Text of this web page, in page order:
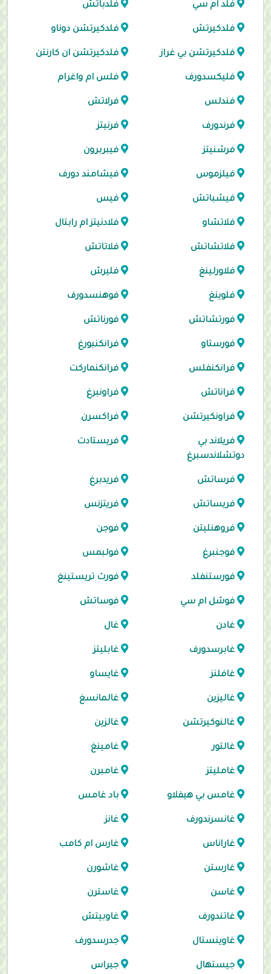
فلد ام سي فلدباتش
فلدكيرتش فلدكيرتشن دوناو
فلدكيرتشن بي غراز فلدكيرتشن ان كارنتن
فليكسدورف فلس ام واغرام
فندلس فرلاتش
فرندورف فرنيتز
فرشنيتز فيبربرون
فيلزموس فيشامند دورف
فيشباتش فيس
فلاتشاو فلادنيتز ام رابتال
فلاتشاتش فلاتاتش
فلاورلينغ فليرش
فلوينغ فوهنسدورف
فورتشاتش فورناتش
فورستاو فرانكنبورغ
فرانكنفلس فرانكنماركت
فراناتش فراونبرغ
فراونكيرتشن فراكسرن
فريلاند بي
دوتشلاندسبرغ
فريستادت
فرساتش فريدبرغ
فريساتش فريتزنس
فروهنليتن فوجن
فوجنبرغ فولبمس
فورستنفلد فورث تريستينغ
فوشل ام سي فوساتش
غادن غال
غابرسدورف غابليتز
غافلنز غايساو
غاليزين غالمانسغ
غالنوكيرتشن غالزين
غالتور غامينغ
غامليتز غامبرن
غامس بي هيفلاو باد غامس
غانسرندورف غانز
غاراناس غارس ام كامب
غارستن غاشورن
غاسن غاسترن
غاتندورف غاوبيتش
غاوينستال جدرسدورف
جيستهال جيراس